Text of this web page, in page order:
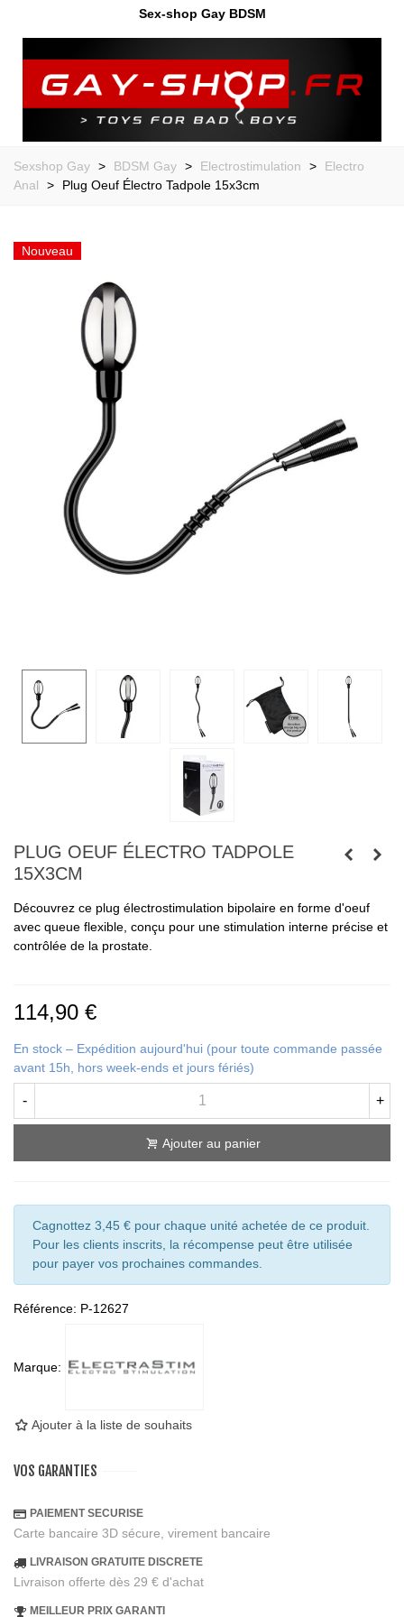
Sex-shop Gay BDSM
Sexshop Gay > BDSM Gay > Electrostimulation >
Electro
Anal
> Plug Oeuf Électro Tadpole 15x3cm
Nouveau
PLUG OEUF ÉLECTRO TADPOLE
15X3CM
Découvrez ce plug électrostimulation bipolaire en forme d'oeuf
avec queue flexible, conçu pour une stimulation interne précise et
contrôlée de la prostate.
114,90 €
En stock – Expédition aujourd'hui (pour toute commande passée
avant 15h, hors week-ends et jours fériés)
- +
Ajouter au panier
Cagnottez 3,45 € pour chaque unité achetée de ce produit.
Pour les clients inscrits, la récompense peut être utilisée
pour payer vos prochaines commandes.
Référence: P-12627
Marque:
Ajouter à la liste de souhaits
VOS GARANTIES
PAIEMENT SECURISE
Carte bancaire 3D sécure, virement bancaire
LIVRAISON GRATUITE DISCRETE
Livraison offerte dès 29 € d'achat
MEILLEUR PRIX GARANTI